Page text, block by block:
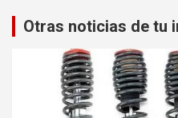
Otras noticias de tu